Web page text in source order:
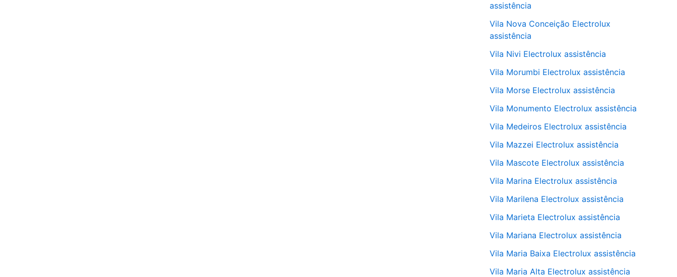
assistência
Vila Nova Conceição Electrolux
assistência
Vila Nivi Electrolux assistência
Vila Morumbi Electrolux assistência
Vila Morse Electrolux assistência
Vila Monumento Electrolux assistência
Vila Medeiros Electrolux assistência
Vila Mazzei Electrolux assistência
Vila Mascote Electrolux assistência
Vila Marina Electrolux assistência
Vila Marilena Electrolux assistência
Vila Marieta Electrolux assistência
Vila Mariana Electrolux assistência
Vila Maria Baixa Electrolux assistência
Vila Maria Alta Electrolux assistência